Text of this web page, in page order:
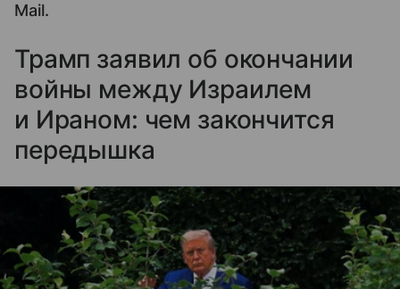
Mail.
Трамп заявил об окончании
войны между Израилем
и Ираном: чем закончится
передышка